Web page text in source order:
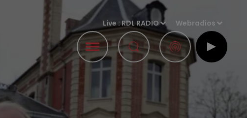
Live :RDL RADIO Webradios